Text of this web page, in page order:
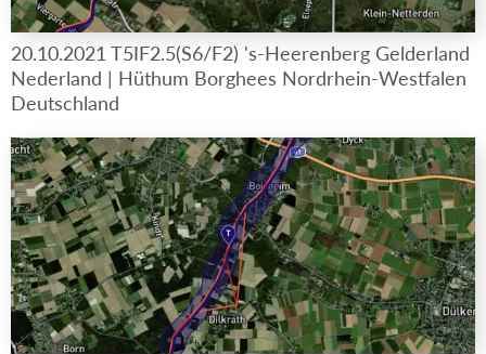
20.10.2021 T5IF2.5(S6/F2) 's-Heerenberg Gelderland
Nederland | Hüthum Borghees Nordrhein-Westfalen
Deutschland